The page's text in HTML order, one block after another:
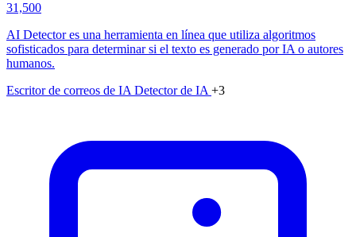
31,500
AI Detector es una herramienta en línea que utiliza algoritmos
sofisticados para determinar si el texto es generado por IA o autores
humanos.
Escritor de correos de IA Detector de IA +3